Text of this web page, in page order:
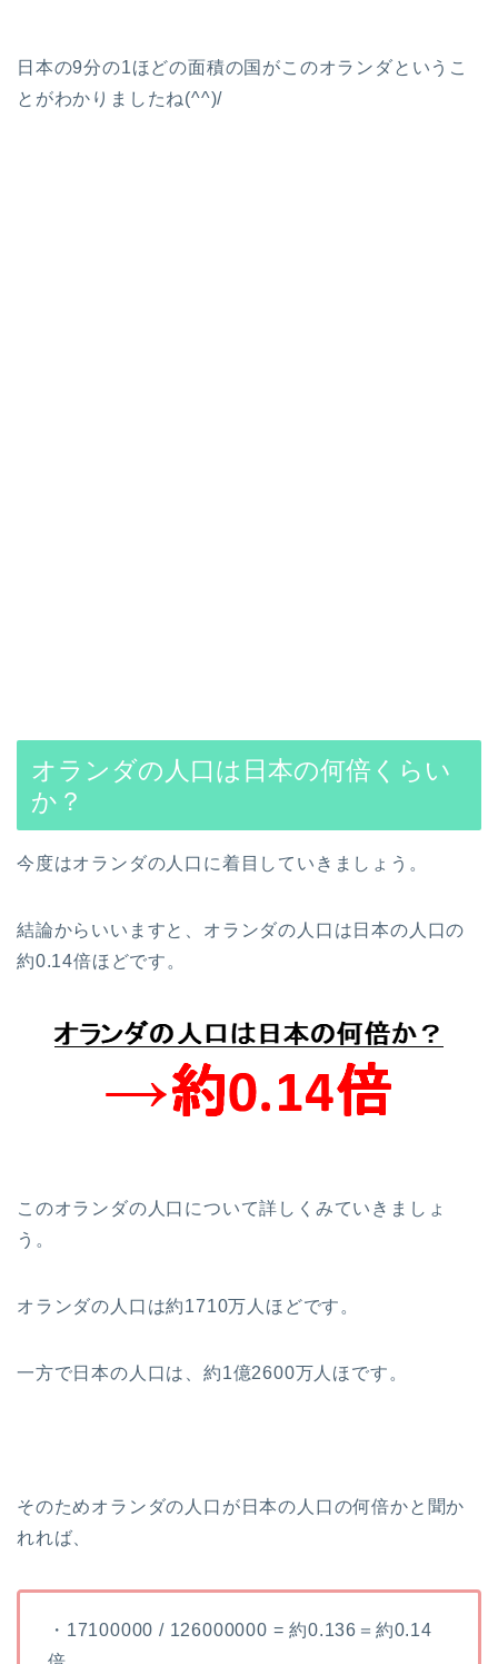
日本の9分の1ほどの面積の国がこのオランダというこ
とがわかりましたね(^^)/
オランダの人口は日本の何倍くらい
か？
今度はオランダの人口に着目していきましょう。
結論からいいますと、オランダの人口は日本の人口の
約0.14倍ほどです。
このオランダの人口について詳しくみていきましょ
う。
オランダの人口は約1710万人ほどです。
一方で日本の人口は、約1億2600万人ほです。
そのためオランダの人口が日本の人口の何倍かと聞か
れれば、
・17100000 / 126000000 = 約0.136＝約0.14